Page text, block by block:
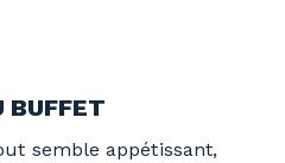
BUFFET
semble appétissant,